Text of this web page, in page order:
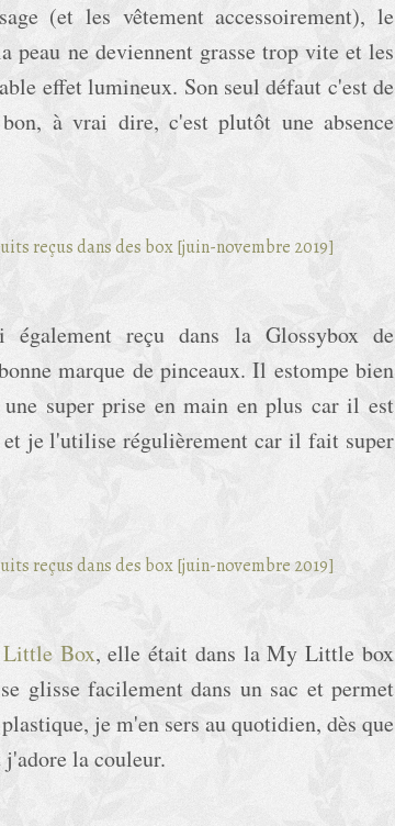
(et les vêtement accessoirement), le
peau ne deviennent grasse trop vite et les
effet lumineux. Son seul défaut c'est de
à vrai dire, c'est plutôt une absence
reçu dans la Glossybox de
marque de pinceaux. Il estompe bien
super prise en main en plus car il est
je l'utilise régulièrement car il fait super
Box, elle était dans la My Little box
glisse facilement dans un sac et permet
je m'en sers au quotidien, dès que
la couleur.